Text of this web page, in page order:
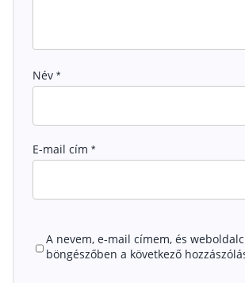
Név *
E-mail cím *
A nevem, e-mail címem, és
böngészőben a következő